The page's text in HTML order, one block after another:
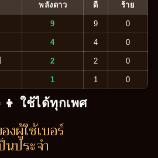
พลังดาว ดี ร้าย
9 9 0
4 4 0
2 2 0
1 1 0
ใช้ได้ทุกเพศ
งผู้ใช้เบอร์
ประจำ